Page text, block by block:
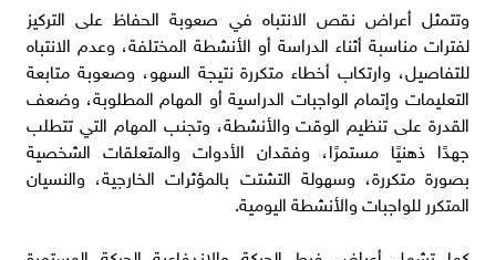
وتتمثل أعراض نقص الانتباه في صعوبة الحفاظ على التركيز
لفترات مناسبة أثناء الدراسة أو الأنشطة المختلفة، وعدم الانتباه
للتفاصيل، وارتكاب أخطاء متكررة نتيجة السهو، وصعوبة متابعة
التعليمات وإتمام الواجبات الدراسية أو المهام المطلوبة، وضعف
القدرة على تنظيم الوقت والأنشطة، وتجنب المهام التي تتطلب
جهدًا ذهنيًا مستمرًا، وفقدان الأدوات والمتعلقات الشخصية
بصورة متكررة، وسهولة التشتت بالمؤثرات الخارجية، والنسيان
المتكرر للواجبات والأنشطة اليومية.